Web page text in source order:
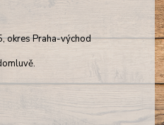
okres Praha-východ